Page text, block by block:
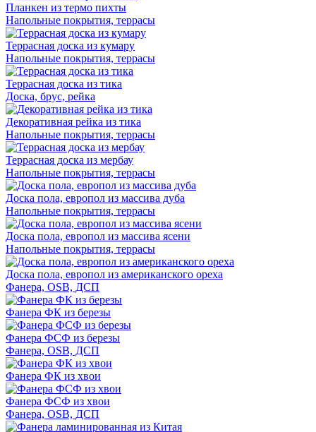
Планкен из термо пихты
Напольные покрытия, террасы
Террасная доска из кумару
Напольные покрытия, террасы
Террасная доска из тика
Доска, брус, рейка
Декоративная рейка из тика
Напольные покрытия, террасы
Террасная доска из мербау
Напольные покрытия, террасы
Доска пола, европол из массива дуба
Напольные покрытия, террасы
Доска пола, европол из массива ясени
Напольные покрытия, террасы
Доска пола, европол из американского ореха
Фанера, OSB, ДСП
Фанера ФК из березы
Фанера ФСФ из березы
Фанера, OSB, ДСП
Фанера ФК из хвои
Фанера ФСФ из хвои
Фанера, OSB, ДСП